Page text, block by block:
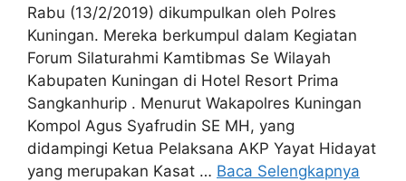
Rabu (13/2/2019) dikumpulkan oleh Polres
Kuningan. Mereka berkumpul dalam Kegiatan
Forum Silaturahmi Kamtibmas Se Wilayah
Kabupaten Kuningan di Hotel Resort Prima
Sangkanhurip . Menurut Wakapolres Kuningan
Kompol Agus Syafrudin SE MH, yang
didampingi Ketua Pelaksana AKP Yayat Hidayat
yang merupakan Kasat … Baca Selengkapnya